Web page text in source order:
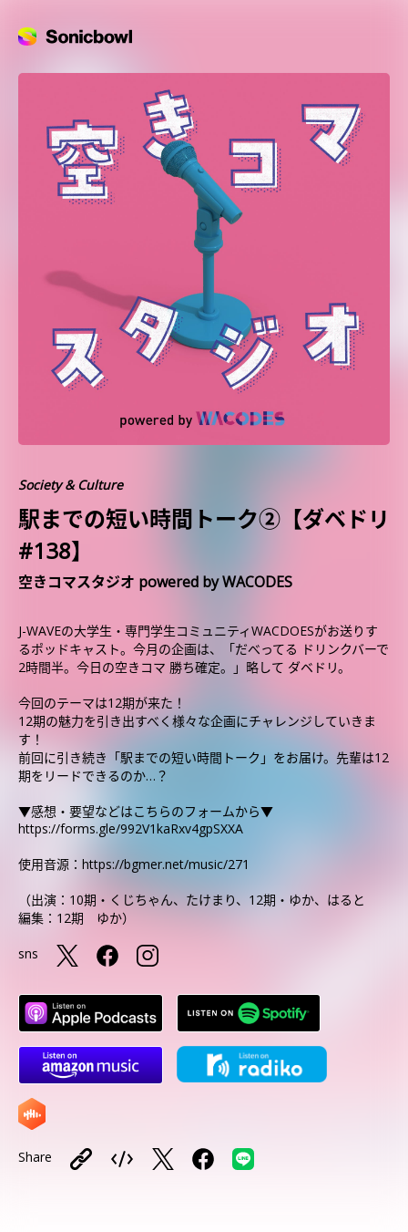
Society & Culture
駅までの短い時間トーク②【ダベドリ
#138】
空きコマスタジオ powered by WACODES
J-WAVEの大学生・専門学生コミュニティWACDOESがお送りす
るポッドキャスト。今月の企画は、「だべってる ドリンクバーで
2時間半。今日の空きコマ 勝ち確定。」略して ダベドリ。
今回のテーマは12期が来た！
12期の魅力を引き出すべく様々な企画にチャレンジしていきま
す！
前回に引き続き「駅までの短い時間トーク」をお届け。先輩は12
期をリードできるのか…？
▼感想・要望などはこちらのフォームから▼
https://forms.gle/992V1kaRxv4gpSXXA
使用音源：https://bgmer.net/music/271
（出演：10期・くじちゃん、たけまり、12期・ゆか、はると
編集：12期 ゆか）
sns
Share